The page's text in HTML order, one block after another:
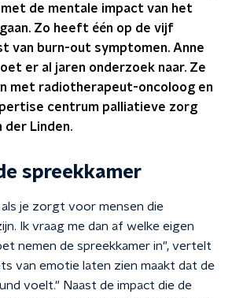
de mentale impact van het
Zo heeft één op de vijf
van burn-out symptomen. Anne
er al jaren onderzoek naar. Ze
met radiotherapeut-oncoloog en
centrum palliatieve zorg
der Linden.
spreekkamer
je zorgt voor mensen die
Ik vraag me dan af welke eigen
nemen de spreekkamer in", vertelt
van emotie laten zien maakt dat de
voelt." Naast de impact die de